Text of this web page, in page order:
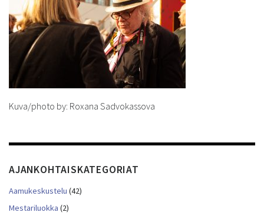
Kuva/photo by: Roxana Sadvokassova
AJANKOHTAISKATEGORIAT
Aamukeskustelu (42)
Mestariluokka (2)